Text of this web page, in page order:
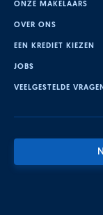
ONZE MAKELAARS
OVER ONS
EEN KREDIET KIEZEN
JOBS
VEELGESTELDE VRAGEN